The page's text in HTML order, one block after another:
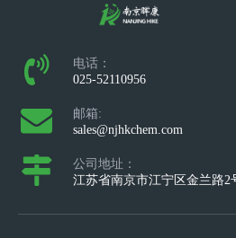
电话：
025-52110956
邮箱:
sales@njhkchem.com
公司地址：
江苏省南京市江宁区金兰路2